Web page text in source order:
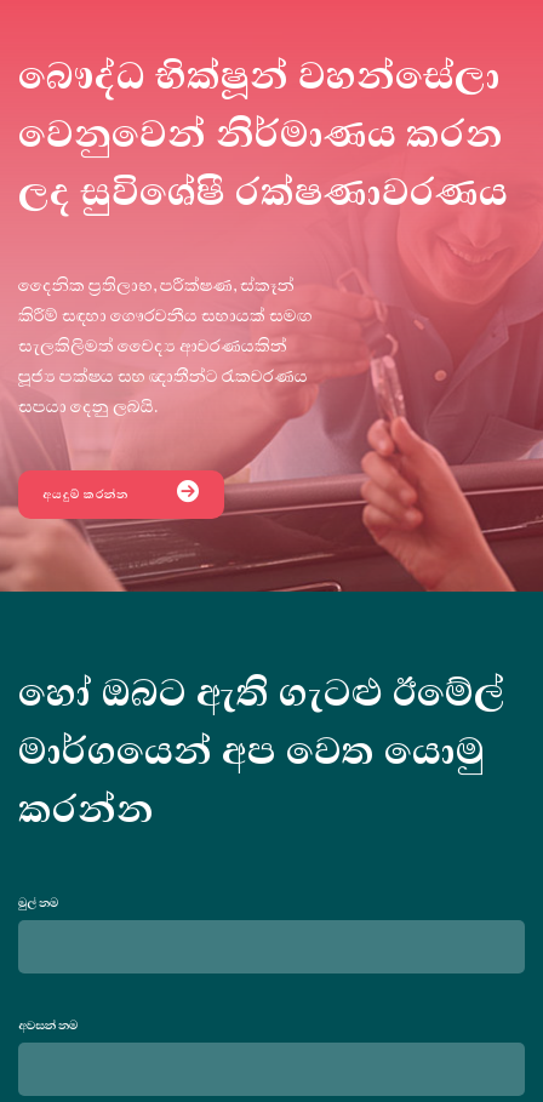
බෞද්ධ භික්ෂූන් වහන්සේලා
වෙනුවෙන් නිර්මාණය කරන
ලද සුවිශේෂී රක්ෂණාවරණය
දෛනික ප්‍රතිලාභ, පරීක්ෂණ, ස්කෑන්
කිරීම් සඳහා ගෞරවනීය සහායක් සමඟ
සැලකිලිමත් වෛද්‍ය ආවරණයකින්
පූජ්‍ය පක්ෂය සහ ඥාතීන්ට රැකවරණය
සපයා දෙනු ලබයි.
අයදුම් කරන්න
හෝ ඔබට ඇති ගැටළු ඊමේල්
මාර්ගයෙන් අප වෙත යොමු
කරන්න
මුල් නම
අවසන් නම